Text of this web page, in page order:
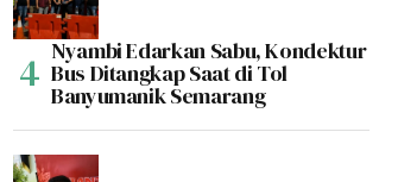
Nyambi Edarkan Sabu, Kondektur
Bus Ditangkap Saat di Tol
Banyumanik Semarang